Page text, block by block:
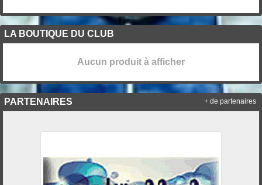
LA BOUTIQUE DU CLUB
Aucun produit à afficher
PARTENAIRES + de partenaires